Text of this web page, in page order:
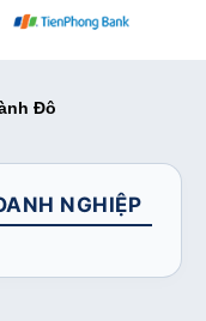
Đô
NGHIỆP